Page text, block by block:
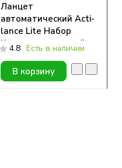
Ланцет
автоматический Acti-
lance Lite Набор
Комарик для детей
1.5 мм (4шт.)
4.8 Есть в наличии
В корзину